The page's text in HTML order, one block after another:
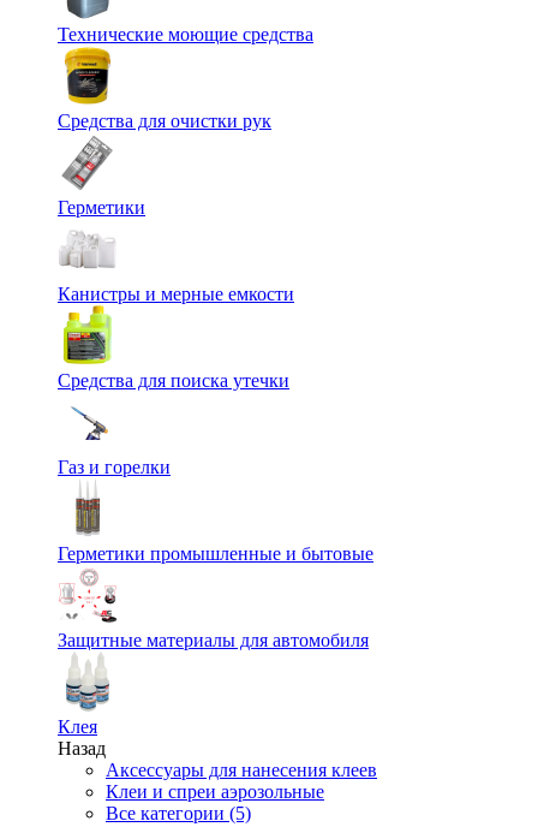
Технические моющие средства
Средства для очистки рук
Герметики
Канистры и мерные емкости
Средства для поиска утечки
Газ и горелки
Герметики промышленные и бытовые
Защитные материалы для автомобиля
Клея
Назад
Аксессуары для нанесения клеев
Клеи и спреи аэрозольные
Все категории (5)